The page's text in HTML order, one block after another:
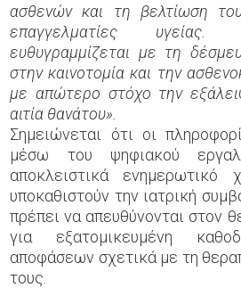
ασθενών και τη βελτίωση
επαγγελματίες
ευθυγραμμίζεται με τη
στην καινοτομία και την
με απώτερο στόχο την
αιτία θανάτου».
Σημειώνεται ότι οι
μέσω του ψηφιακού
αποκλειστικά ενημερωτικό
υποκαθιστούν την ιατρική
πρέπει να απευθύνονται στον
για εξατομικευμένη
αποφάσεων σχετικά με τη
τους.